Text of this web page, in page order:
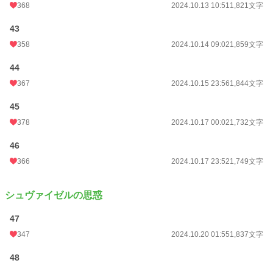
368 2024.10.13 10:511,821文字
43
358 2024.10.14 09:021,859文字
44
367 2024.10.15 23:561,844文字
45
378 2024.10.17 00:021,732文字
46
366 2024.10.17 23:521,749文字
シュヴァイゼルの思惑
47
347 2024.10.20 01:551,837文字
48